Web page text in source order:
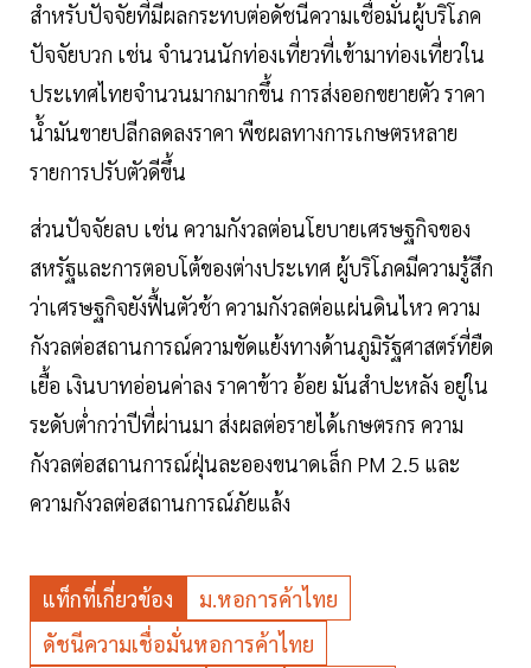
สำหรับปัจจัยที่มีผลกระทบต่อดัชนีความเชื่อมั่นผู้บริโภค
ปัจจัยบวก เช่น จำนวนนักท่องเที่ยวที่เข้ามาท่องเที่ยวใน
ประเทศไทยจำนวนมากมากขึ้น การส่งออกขยายตัว ราคา
น้ำมันขายปลีกลดลงราคา พืชผลทางการเกษตรหลาย
รายการปรับตัวดีขึ้น
ส่วนปัจจัยลบ เช่น ความกังวลต่อนโยบายเศรษฐกิจของ
สหรัฐและการตอบโต้ของต่างประเทศ ผู้บริโภคมีความรู้สึก
ว่าเศรษฐกิจยังฟื้นตัวช้า ความกังวลต่อแผ่นดินไหว ความ
กังวลต่อสถานการณ์ความขัดแย้งทางด้านภูมิรัฐศาสตร์ที่ยืด
เยื้อ เงินบาทอ่อนค่าลง ราคาข้าว อ้อย มันสำปะหลัง อยู่ใน
ระดับต่ำกว่าปีที่ผ่านมา ส่งผลต่อรายได้เกษตรกร ความ
กังวลต่อสถานการณ์ฝุ่นละอองขนาดเล็ก PM 2.5 และ
ความกังวลต่อสถานการณ์ภัยแล้ง
แท็กที่เกี่ยวข้อง
ม.หอการค้าไทย
ดัชนีความเชื่อมั่นหอการค้าไทย